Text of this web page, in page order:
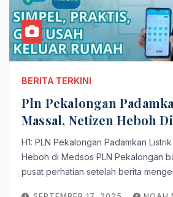
BERITA TERKINI
Pln Pekalongan
Massal, Netizen Heboh
H1: PLN Pekalongan Padamkan
Heboh di Medsos PLN Pekalongan
pusat perhatian setelah berita